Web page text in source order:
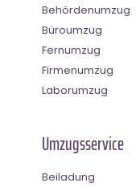
Behördenumzug
Büroumzug
Fernumzug
Firmenumzug
Laborumzug
Umzugsservice
Beiladung